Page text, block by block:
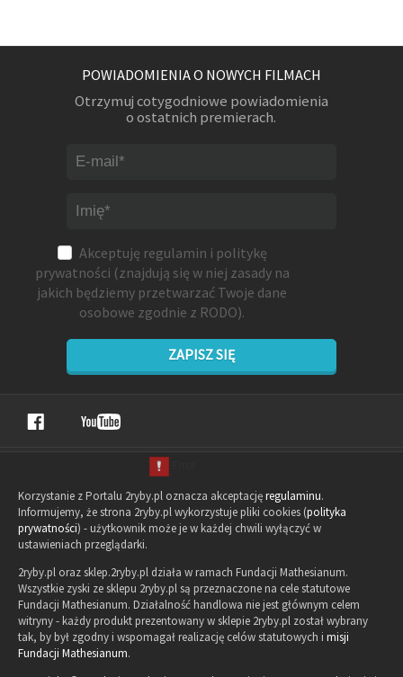
POWIADOMIENIA O NOWYCH FILMACH
Otrzymuj cotygodniowe powiadomienia
o ostatnich premierach.
Akceptuję regulamin i politykę
prywatności (znajdują się w niej zasady na
jakich będziemy przetwarzać Twoje dane
osobowe zgodnie z RODO).
ZAPISZ SIĘ
Korzystanie z Portalu 2ryby.pl oznacza akceptacjęregulaminu.
Informujemy, że strona 2ryby.pl wykorzystuje pliki cookies (polityka
prywatności) - użytkownik może je w każdej chwili wyłączyć w
ustawieniach przeglądarki.
2ryby.pl oraz sklep.2ryby.pl działa w ramach Fundacji Mathesianum.
Wszystkie zyski ze sklepu 2ryby.pl są przeznaczone na cele statutowe
Fundacji Mathesianum. Działalność handlowa nie jest głównym celem
witryny - każdy produkt prezentowany w sklepie 2ryby.pl został wybrany
tak, by był zgodny i wspomagał realizację celów statutowych i misji
Fundacji Mathesianum.